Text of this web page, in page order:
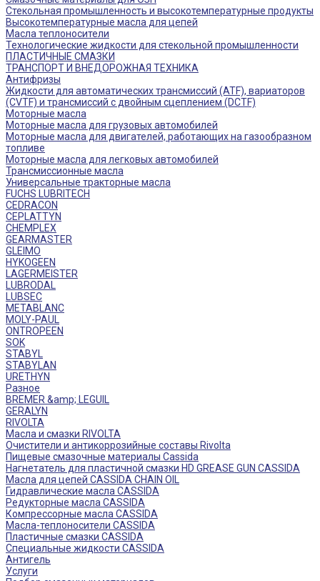
Стекольная промышленность и высокотемпературные продукты
Высокотемпературные масла для цепей
Масла теплоносители
Технологические жидкости для стекольной промышленности
ПЛАСТИЧНЫЕ СМАЗКИ
ТРАНСПОРТ И ВНЕДОРОЖНАЯ ТЕХНИКА
Антифризы
Жидкости для автоматических трансмиссий (ATF), вариаторов
(CVTF) и трансмиссий с двойным сцеплением (DCTF)
Моторные масла
Моторные масла для грузовых автомобилей
Моторные масла для двигателей, работающих на газообразном
топливе
Моторные масла для легковых автомобилей
Трансмиссионные масла
Универсальные тракторные масла
FUCHS LUBRITECH
CEDRACON
CEPLATTYN
CHEMPLEX
GEARMASTER
GLEIMO
HYKOGEEN
LAGERMEISTER
LUBRODAL
LUBSEC
METABLANC
MOLY-PAUL
ONTROPEEN
SOK
STABYL
STABYLAN
URETHYN
Разное
BREMER &amp; LEGUIL
GERALYN
RIVOLTA
Масла и смазки RIVOLTA
Очистители и антикоррозийные составы Rivolta
Пищевые смазочные материалы Cassida
Нагнетатель для пластичной смазки HD GREASE GUN CASSIDA
Масла для цепей CASSIDA CHAIN OIL
Гидравлические масла CASSIDA
Редукторные масла CASSIDA
Компрессорные масла CASSIDA
Масла-теплоносители CASSIDA
Пластичные смазки CASSIDA
Специальные жидкости CASSIDA
Антигель
Услуги